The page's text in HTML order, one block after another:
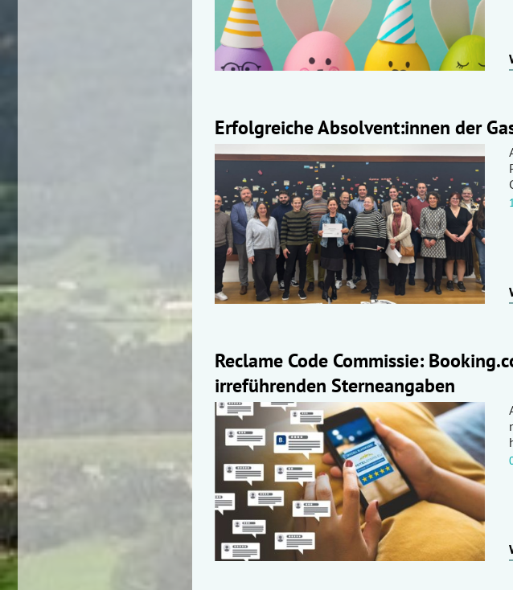
Erfolgreiche Absolvent:innen der
Reclame Code Commissie:
irreführenden Sterneangaben